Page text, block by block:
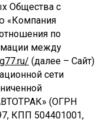
Общества с
«Компания
по
между
(далее – Сайт)
сети
(ОГРН
КПП 504401001,